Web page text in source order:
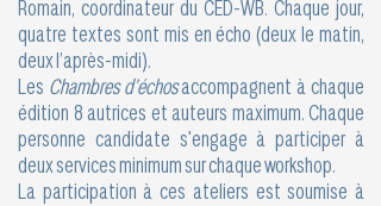
Romain, coordinateur du CED-WB. Chaque jour,
quatre textes sont mis en écho (deux le matin,
deux l’après-midi).
Les Chambres d’échosaccompagnent à chaque
édition 8 autrices et auteurs maximum. Chaque
personne candidate s'engage à participer à
deux services minimum sur chaque workshop.
La participation à ces ateliers est soumise à